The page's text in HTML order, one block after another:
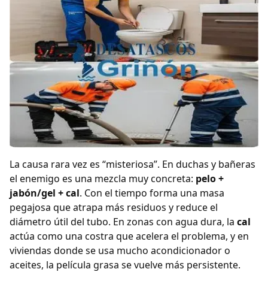
La causa rara vez es “misteriosa”. En duchas y bañeras
el enemigo es una mezcla muy concreta: pelo +
jabón/gel + cal. Con el tiempo forma una masa
pegajosa que atrapa más residuos y reduce el
diámetro útil del tubo. En zonas con agua dura, la cal
actúa como una costra que acelera el problema, y en
viviendas donde se usa mucho acondicionador o
aceites, la película grasa se vuelve más persistente.